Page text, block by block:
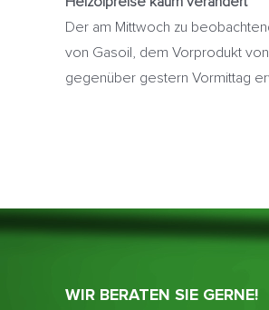
Der am Mittwoch zu
von Gasoil, dem Vorprodukt
gegenüber gestern Vormittag
WIR BERATEN SIE GERNE!